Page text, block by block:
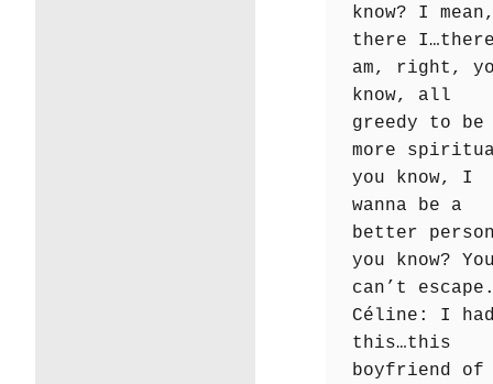
know? I
there
am, right,
know, all
greedy to be
more
you know, I
wanna be a
better
you know?
can’t
Céline: I
this…this
boyfriend of